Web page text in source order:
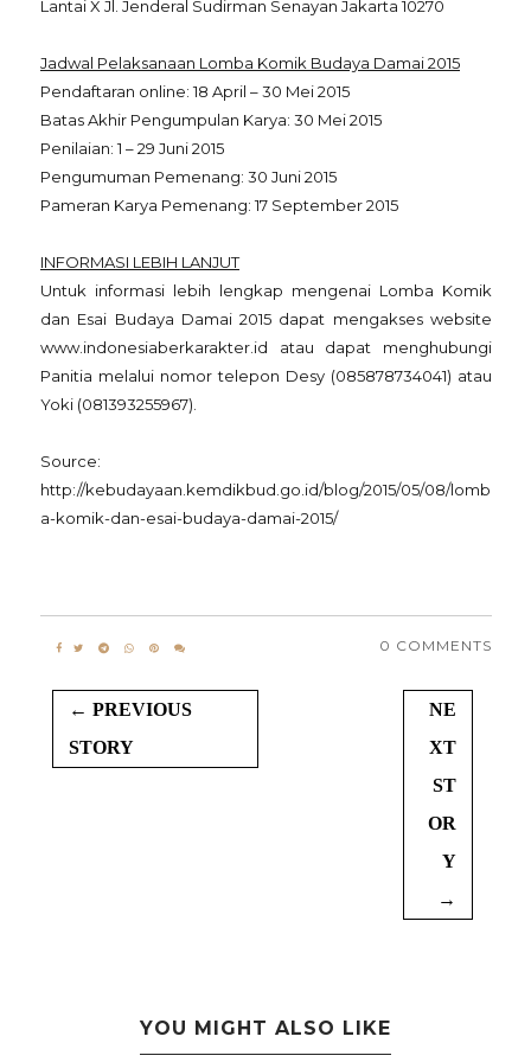
Lantai X Jl. Jenderal Sudirman Senayan Jakarta 10270
Jadwal Pelaksanaan Lomba Komik Budaya Damai 2015
Pendaftaran online: 18 April – 30 Mei 2015
Batas Akhir Pengumpulan Karya: 30 Mei 2015
Penilaian: 1 – 29 Juni 2015
Pengumuman Pemenang: 30 Juni 2015
Pameran Karya Pemenang: 17 September 2015
INFORMASI LEBIH LANJUT
Untuk informasi lebih lengkap mengenai Lomba Komik
dan Esai Budaya Damai 2015 dapat mengakses website
www.indonesiaberkarakter.id atau dapat menghubungi
Panitia melalui nomor telepon Desy (085878734041) atau
Yoki (081393255967).
Source:
http://kebudayaan.kemdikbud.go.id/blog/2015/05/08/lomb
a-komik-dan-esai-budaya-damai-2015/
0 COMMENTS
← PREVIOUS
STORY
NE
XT
ST
OR
Y
→
YOU MIGHT ALSO LIKE